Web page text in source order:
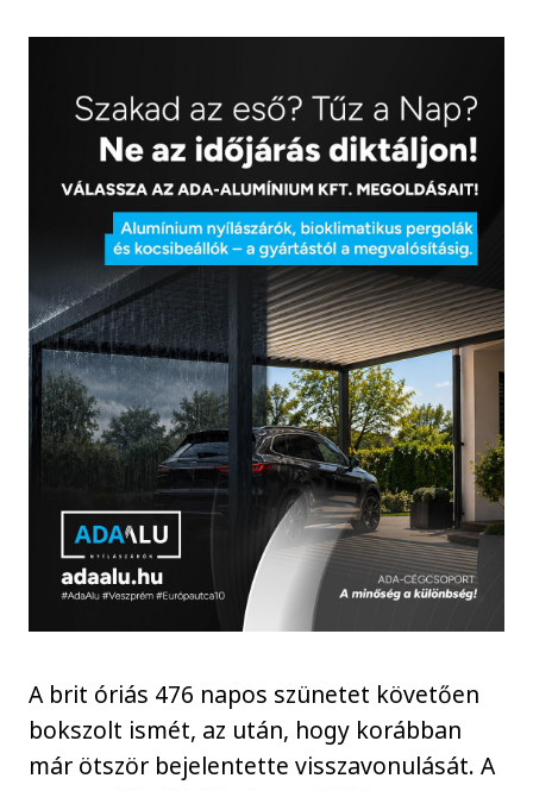
A brit óriás 476 napos szünetet követően
bokszolt ismét, az után, hogy korábban
már ötször bejelentette visszavonulását. A